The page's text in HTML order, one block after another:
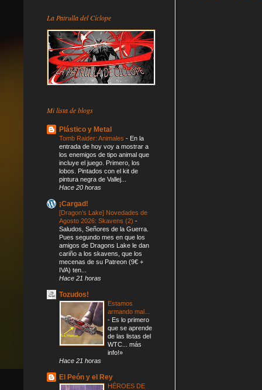
La Patrulla del Cíclope
Mi lista de blogs
Plástico y Metal
Tomb Raider: Animales - En la
entrada de hoy voy a mostrar a
los enemigos de tipo animal que
incluye el juego. Primero, los
lobos. Pintados con el kit de
pintura negra de Vallej...
Hace 20 horas
¡Cargad!
[Dragon’s Lake] Novedades de
Agosto 2026: Skavens (2) -
Saludos, Señores de la Guerra.
Pues segundo mes en que los
amigos de Dragons Lake le dan
cariño a los skavens, que los
mecenas de su Patreon (9€ +
IVA) ten...
Hace 21 horas
Tozudos!
Estamos
armando mal...
- Es lo primero
que se aprende
de las listas del
WTC... más
info!»
Hace 21 horas
El Peón y el Rey
HÉROES DE